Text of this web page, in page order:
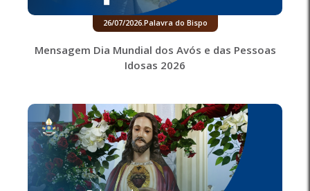
26/07/2026.Palavra do Bispo
Mensagem Dia Mundial dos Avós e das Pessoas
Idosas 2026